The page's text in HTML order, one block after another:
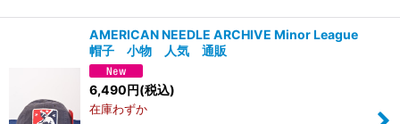
AMERICAN NEEDLE ARCHIVE Minor League
帽子 小物 人気 通販
6,490円(税込)
在庫わずか